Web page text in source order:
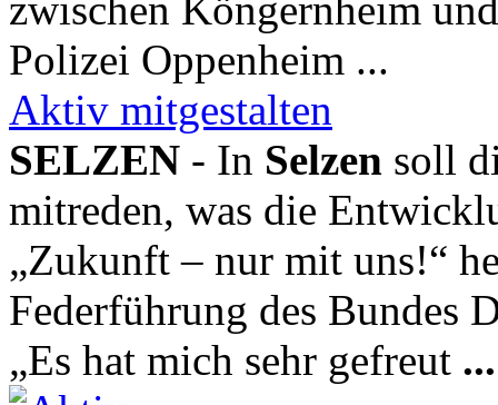
Polizei Oppenheim ...
Aktiv mitgestalten
SELZEN - In Selzen soll
mitreden, was die
„Zukunft – nur mit uns!“
Federführung des Bundes
„Es hat mich sehr gefreut ...